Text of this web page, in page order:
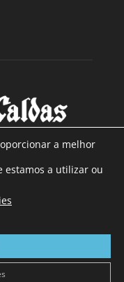
de 90 anos de
40.000 leitores por
em Portugal
online.
a melhor
estamos a utilizar ou